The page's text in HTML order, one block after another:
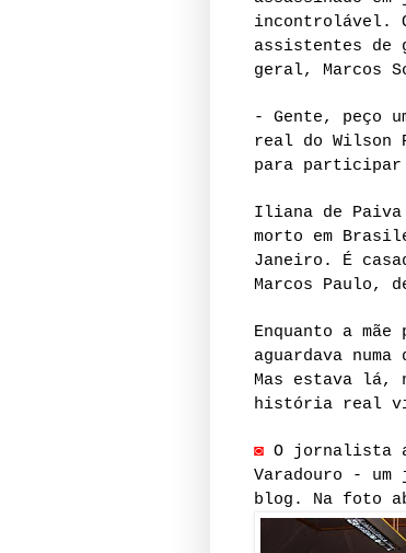
incontrolável.
assistentes de
geral, Marcos
- Gente, peço
real do Wilson
para participar
Iliana de
morto em
Janeiro. É
Marcos Paulo,
Enquanto a
aguardava
Mas estava lá,
história real
◙ O jornalista
Varadouro -
blog. Na foto